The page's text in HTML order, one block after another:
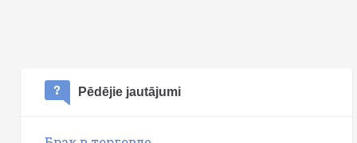
Pēdējie jautājumi